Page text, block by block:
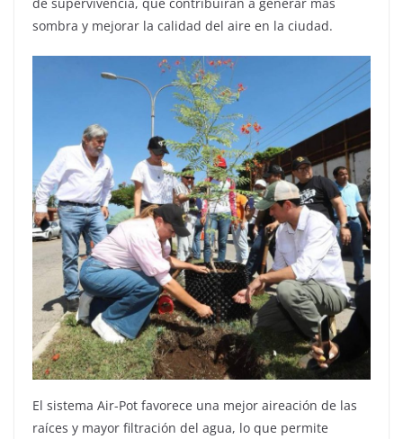
sombra y mejorar la calidad del aire en la ciudad.
El sistema Air-Pot favorece una mejor aireación de las
raíces y mayor filtración del agua, lo que permite